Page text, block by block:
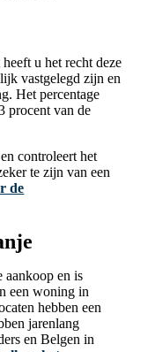
u het recht deze
vastgelegd zijn en
Het percentage
procent van de
controleert het
te zijn van een
de
aankoop en is
een woning in
hebben een
jarenlang
en Belgen in